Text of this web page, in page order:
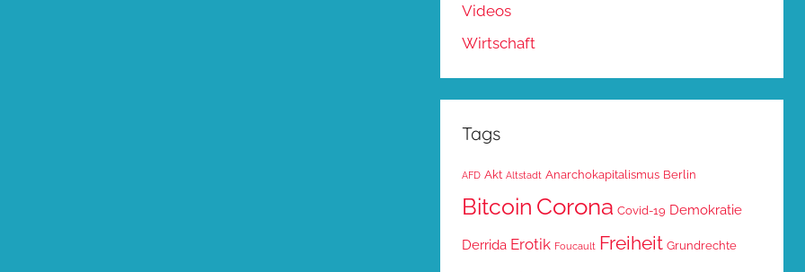
Videos
Wirtschaft
Tags
AFD Akt Altstadt Anarchokapitalismus Berlin
Bitcoin Corona Covid-19 Demokratie
Derrida Erotik Foucault Freiheit Grundrechte